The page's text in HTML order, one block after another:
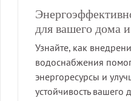
для вашего дома
Узнайте, как
водоснабжения
энергоресурсы и
устойчивость вашего